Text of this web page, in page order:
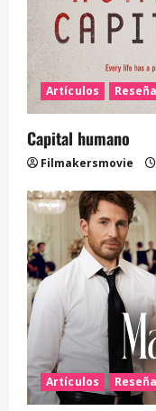
Artículos
Capital humano
Filmakersmovie
Artículos